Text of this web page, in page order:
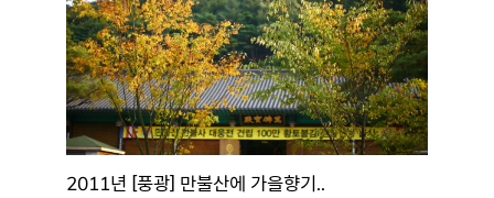
2011년 [풍광] 만불산에 가을향기..